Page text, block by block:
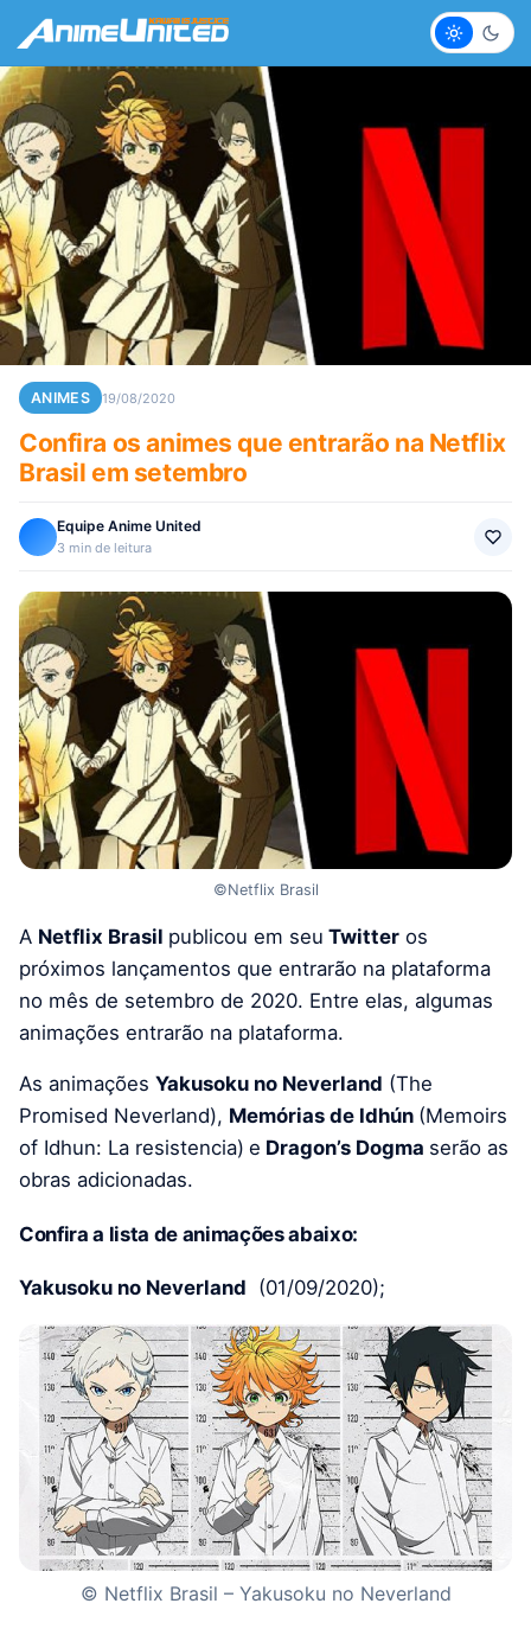
Claro
ANIMES 19/08/2020
Confira os animes que entrarão na Netflix
Brasil em setembro
Equipe Anime United
3 min de leitura
©Netflix Brasil
A Netflix Brasil publicou em seu Twitter os
próximos lançamentos que entrarão na plataforma
no mês de setembro de 2020. Entre elas, algumas
animações entrarão na plataforma.
As animações Yakusoku no Neverland (The
Promised Neverland), Memórias de Idhún (Memoirs
of Idhun: La resistencia) e Dragon’s Dogma serão as
obras adicionadas.
Confira a lista de animações abaixo:
Yakusoku no Neverland (01/09/2020);
© Netflix Brasil – Yakusoku no Neverland